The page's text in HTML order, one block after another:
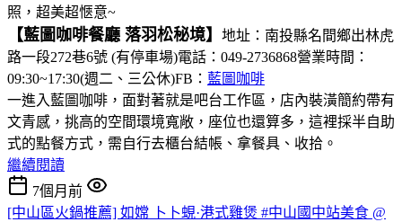
照，超美超愜意~
【藍圖咖啡餐廳 落羽松秘境】 地址：南投縣名間鄉出林虎
路一段272巷6號 (有停車場)電話：049-2736868營業時間：
09:30~17:30(週二、三公休)FB： 藍圖咖啡
一進入藍圖咖啡，面對著就是吧台工作區，店內裝潢簡約帶有
文青感，挑高的空間環境寬敞，座位也還算多，這裡採半自助
式的點餐方式，需自行去櫃台結帳、拿餐具、收拾。
繼續閱讀
7個月前
[中山區火鍋推薦] 如嫦 卜卜蜆·港式雞煲 #中山國中站美食 @